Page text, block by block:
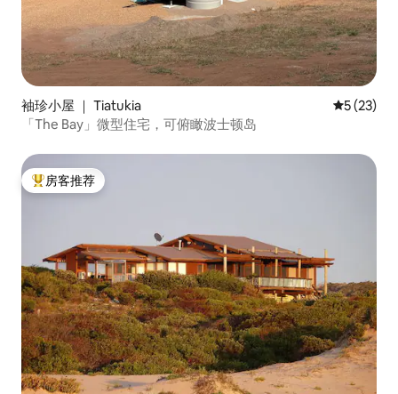
袖珍小屋 ｜ Tiatukia 平均评分
5 (23)
「The Bay」微型住宅，可俯瞰波士顿岛
热门「房客推荐」
房客推荐